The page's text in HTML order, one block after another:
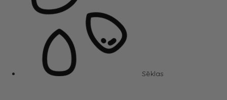
Sēklas